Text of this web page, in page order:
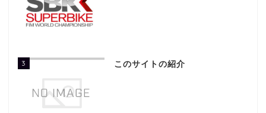
3 このサイトの紹介